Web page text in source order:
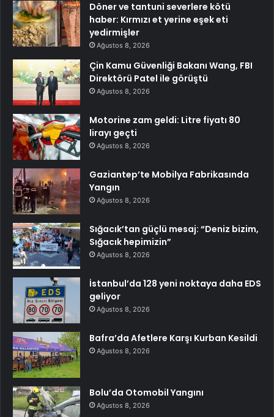
Döner ve tantuni severlere kötü
haber: Kırmızı et yerine eşek eti
yedirmişler
Ağustos 8, 2026
Çin Kamu Güvenliği Bakanı Wang, FBI
Direktörü Patel ile görüştü
Ağustos 8, 2026
Motorine zam geldi: Litre fiyatı 80
lirayı geçti
Ağustos 8, 2026
Gaziantep’te Mobilya Fabrikasında
Yangın
Ağustos 8, 2026
Sığacık’tan güçlü mesaj: “Deniz bizim,
Sığacık hepimizin”
Ağustos 8, 2026
İstanbul’da 128 yeni noktaya daha EDS
geliyor
Ağustos 8, 2026
Bafra’da Afetlere Karşı Kurban Kesildi
Ağustos 8, 2026
Bolu’da Otomobil Yangını
Ağustos 8, 2026